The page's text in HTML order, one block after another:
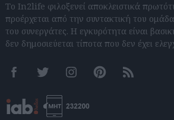
Το In2life φιλοξενεί αποκλειστικά
προέρχεται από την συντακτική του
του συνεργάτες. Η εγκυρότητα είναι
δεν δημοσιεύεται τίποτα που δεν έχει
FacebookTwitter InstagramPinterestRSS feeds